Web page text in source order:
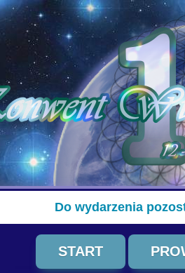
Do wydarzenia
START